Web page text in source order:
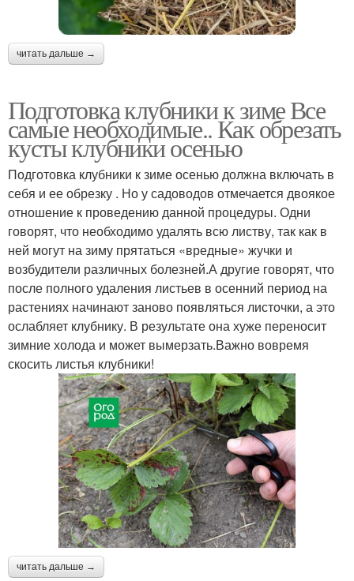
читать дальше →
Подготовка клубники к зиме Все
самые необходимые.. Как обрезать
кусты клубники осенью
Подготовка клубники к зиме осенью должна включать в
себя и ее обрезку . Но у садоводов отмечается двоякое
отношение к проведению данной процедуры. Одни
говорят, что необходимо удалять всю листву, так как в
ней могут на зиму прятаться «вредные» жучки и
возбудители различных болезней.А другие говорят, что
после полного удаления листьев в осенний период на
растениях начинают заново появляться листочки, а это
ослабляет клубнику. В результате она хуже переносит
зимние холода и может вымерзать.Важно вовремя
скосить листья клубники!
читать дальше →